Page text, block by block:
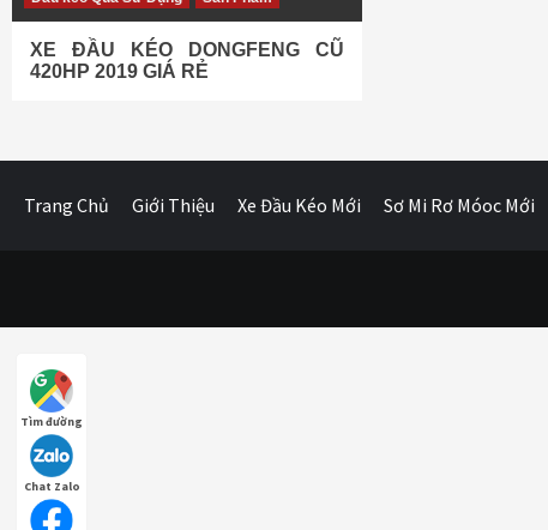
XE ĐẦU KÉO DONGFENG CŨ
420HP 2019 GIÁ RẺ
Tìm đường
Chat Zalo
Trang Chủ Giới Thiệu Xe Đầu Kéo Mới Sơ Mi Rơ Móoc Mới